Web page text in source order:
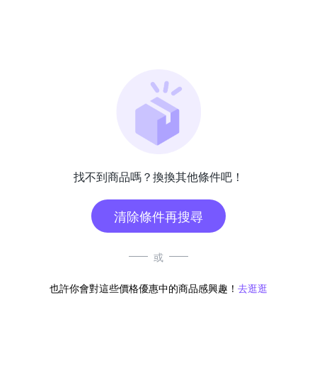
找不到商品嗎？換換其他條件吧！
清除條件再搜尋
或
也許你會對這些價格優惠中的商品感興趣！ 去逛逛